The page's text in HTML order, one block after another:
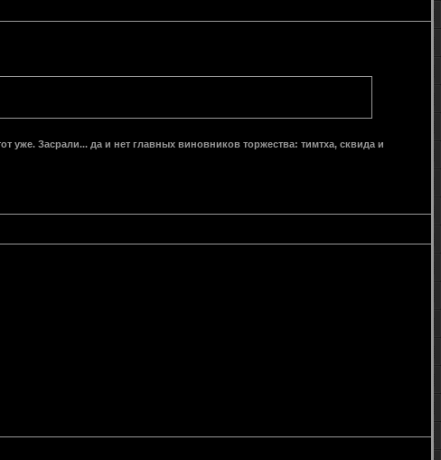
Засрали... да и нет главных виновников торжества: тимтха, сквида и